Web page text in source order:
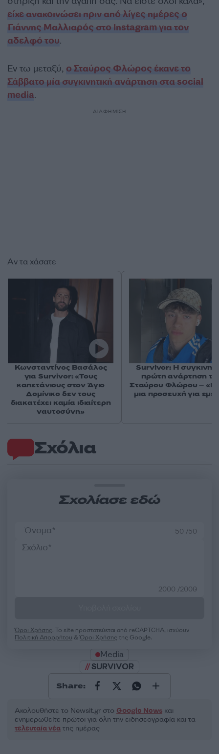
είχε ανακοινώσει πριν από λίγες ημέρες ο
Γιάννης Μαλλιαρός στο Instagram για τον
αδελφό του.
Εν τω μεταξύ, ο Σταύρος Φλώρος έκανε το
Σάββατο μία συγκινητική ανάρτηση στα social
media.
ΔΙΑΦΗΜΙΣΗ
Σχόλια
Σχολίασε εδώ
50 /50
2000 /2000
Όροι Χρήσης. Το site προστατεύεται από reCAPTCHA, ισχύουν
Πολιτική Απορρήτου &Όροι Χρήσης της Google.
Media
SURVIVOR
Share:
Ακολουθήστε το Νewsit.gr στο Google News και
ενημερωθείτε πρώτοι για όλη την ειδησεογραφία και τα
τελευταία νέα της ημέρας
Αν τα χάσατε
Κωνσταντίνος Βασάλος
για Survivor: «Τους
καπετάνιους στον Άγιο
Δομίνικο δεν τους
διακατέχει καμία ιδιαίτερη
ναυτοσύνη»
Survivor: Η
πρώτη ανάρτηση
Σταύρου Φλώρου –
μια προσευχή για